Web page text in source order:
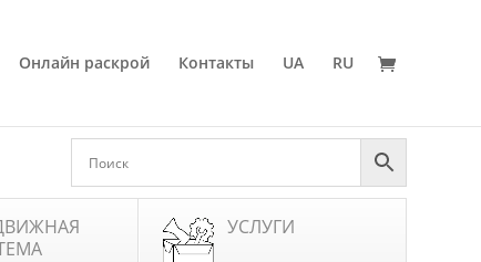
Онлайн раскрой Контакты UA RU
УСЛУГИ